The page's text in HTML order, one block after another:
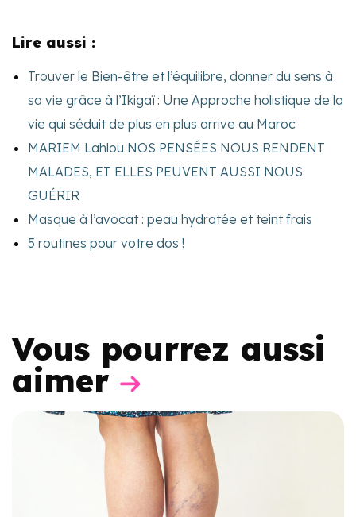
Lire aussi :
Trouver le Bien-être et l’équilibre, donner du sens à
sa vie grâce à l’Ikigaï : Une Approche holistique de la
vie qui séduit de plus en plus arrive au Maroc
MARIEM Lahlou NOS PENSÉES NOUS RENDENT
MALADES, ET ELLES PEUVENT AUSSI NOUS
GUÉRIR
Masque à l’avocat : peau hydratée et teint frais
5 routines pour votre dos !
Vous pourrez aussi
aimer